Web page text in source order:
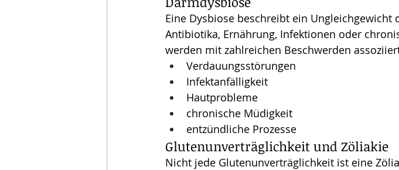
Eine Dysbiose beschreibt ein Ungleichgewicht
Antibiotika, Ernährung, Infektionen oder
werden mit zahlreichen Beschwerden
Verdauungsstörungen
Infektanfälligkeit
Hautprobleme
chronische Müdigkeit
entzündliche Prozesse
Glutenunverträglichkeit und Zöliakie
Nicht jede Glutenunverträglichkeit ist eine